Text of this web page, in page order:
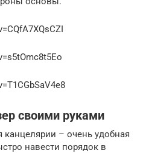
своими руками
канцелярии – очень удобная
навести порядок в